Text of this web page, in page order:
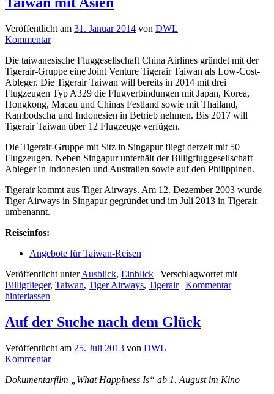
Veröffentlicht am 31. Januar 2014 von DWL
Kommentar
Die taiwanesische Fluggesellschaft China Airlines gründet mit der
Tigerair-Gruppe eine Joint Venture Tigerair Taiwan als Low-Cost-
Ableger. Die Tigerair Taiwan will bereits in 2014 mit drei
Flugzeugen Typ A329 die Flugverbindungen mit Japan, Korea,
Hongkong, Macau und Chinas Festland sowie mit Thailand,
Kambodscha und Indonesien in Betrieb nehmen. Bis 2017 will
Tigerair Taiwan über 12 Flugzeuge verfügen.
Die Tigerair-Gruppe mit Sitz in Singapur fliegt derzeit mit 50
Flugzeugen. Neben Singapur unterhält der Billigfluggesellschaft
Ableger in Indonesien und Australien sowie auf den Philippinen.
Tigerair kommt aus Tiger Airways. Am 12. Dezember 2003 wurde
Tiger Airways in Singapur gegründet und im Juli 2013 in Tigerair
umbenannt.
Reiseinfos:
Angebote für Taiwan-Reisen
Veröffentlicht unter Ausblick, Einblick | Verschlagwortet mit
Billigflieger, Taiwan, Tiger Airways, Tigerair | Kommentar
hinterlassen
Auf der Suche nach dem Glück
Veröffentlicht am 25. Juli 2013 von DWL
Kommentar
Dokumentarfilm „What Happiness Is“ ab 1. August im Kino